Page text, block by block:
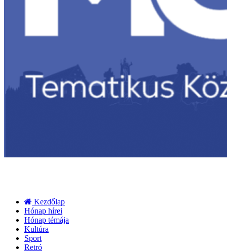
Kezdőlap
Hónap hírei
Hónap témája
Kultúra
Sport
Retró